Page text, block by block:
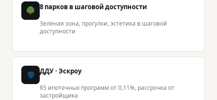
8 парков в шаговой доступности
Зелёная зона, прогулки, эстетика в шаговой
доступности
🛡 ДДУ · Эскроу
85 ипотечных программ от 0,11%, рассрочка от
застройщика